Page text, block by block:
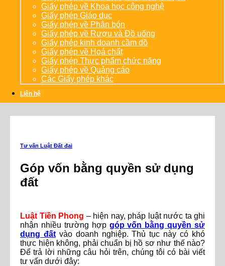
Giấy phép về Khoa học công nghệ
Giấy phép Giáo dục
Giấy phép về Phân bón
Giấy phép về Rượu và Đồ uống
Giấy phép kinh doanh cầm đồ
Giấy phép về Hoá chất
Giấy phép Thực phẩm chức năng
Giấy phép về Quảng cáo
Các Giấy phép khác
Liên hệ
Tư vấn Luật Đất đai
Góp vốn bằng quyền sử dụng
đất
Luật Tiền Phong – hiện nay, pháp luật nước ta ghi
nhận nhiều trường hợp góp vốn bằng quyền sử
dụng đấtvào doanh nghiệp. Thủ tục này có khó
thực hiện không, phải chuẩn bị hồ sơ như thế nào?
Để trả lời những câu hỏi trên, chúng tôi có bài viết
tư vấn dưới đây: